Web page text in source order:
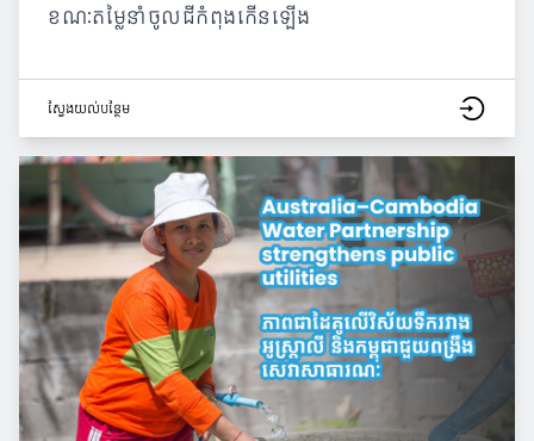
ខណៈតម្លៃនាំចូលជីកំពុងកើនឡើង
ស្វែង​យល់​បន្ថែម